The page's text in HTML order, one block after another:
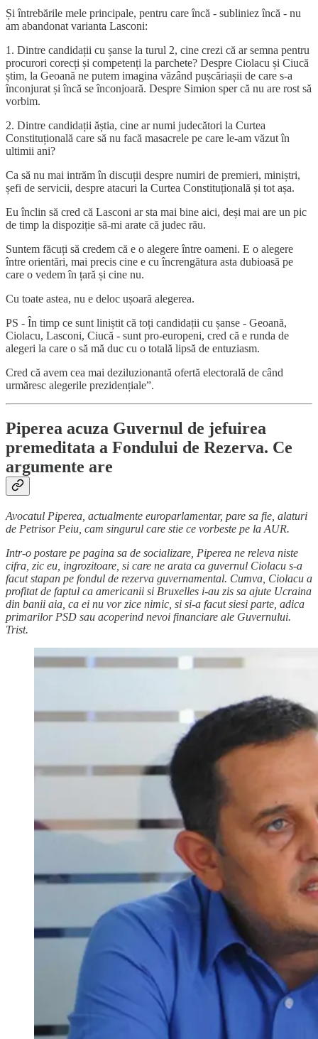
Și întrebările mele principale, pentru care încă - subliniez încă - nu
am abandonat varianta Lasconi:
1. Dintre candidații cu șanse la turul 2, cine crezi că ar semna pentru
procurori corecți și competenți la parchete? Despre Ciolacu și Ciucă
știm, la Geoană ne putem imagina văzând pușcăriașii de care s-a
înconjurat și încă se înconjoară. Despre Simion sper că nu are rost să
vorbim.
2. Dintre candidații ăștia, cine ar numi judecători la Curtea
Constituțională care să nu facă masacrele pe care le-am văzut în
ultimii ani?
Ca să nu mai intrăm în discuții despre numiri de premieri, miniștri,
șefi de servicii, despre atacuri la Curtea Constituțională și tot așa.
Eu înclin să cred că Lasconi ar sta mai bine aici, deși mai are un pic
de timp la dispoziție să-mi arate că judec rău.
Suntem făcuți să credem că e o alegere între oameni. E o alegere
între orientări, mai precis cine e cu încrengătura asta dubioasă pe
care o vedem în țară și cine nu.
Cu toate astea, nu e deloc ușoară alegerea.
PS - În timp ce sunt liniștit că toți candidații cu șanse - Geoană,
Ciolacu, Lasconi, Ciucă - sunt pro-europeni, cred că e runda de
alegeri la care o să mă duc cu o totală lipsă de entuziasm.
Cred că avem cea mai deziluzionantă ofertă electorală de când
urmăresc alegerile prezidențiale”.
Piperea acuza Guvernul de jefuirea
premeditata a Fondului de Rezerva. Ce
argumente are
Avocatul Piperea, actualmente europarlamentar, pare sa fie, alaturi
de Petrisor Peiu, cam singurul care stie ce vorbeste pe la AUR.
Intr-o postare pe pagina sa de socializare, Piperea ne releva niste
cifra, zic eu, ingrozitoare, si care ne arata ca guvernul Ciolacu s-a
facut stapan pe fondul de rezerva guvernamental. Cumva, Ciolacu a
profitat de faptul ca americanii si Bruxelles i-au zis sa ajute Ucraina
din banii aia, ca ei nu vor zice nimic, si si-a facut siesi parte, adica
primarilor PSD sau acoperind nevoi financiare ale Guvernului.
Trist.